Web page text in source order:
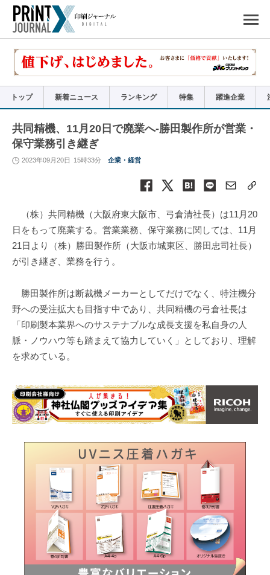
で
リ
トップ 新着ニュース ランキング 特集 躍進企業
共同精機、11月20日で廃業へ-勝田製作所が営業・
保守業務引き継ぎ
2023年09月20日 15時33分 企業・経営
（株）共同精機（大阪府東大阪市、弓倉清社長）は11月20
日をもって廃業する。営業業務、保守業務に関しては、11月
21日より（株）勝田製作所（大阪市城東区、勝田忠司社長）
が引き継ぎ、業務を行う。
勝田製作所は断裁機メーカーとしてだけでなく、特注機分
野への受注拡大も目指す中であり、共同精機の弓倉社長は
「印刷製本業界へのサステナブルな成長支援を私自身の人
脈・ノウハウ等も踏まえて協力していく」としており、理解
を求めている。